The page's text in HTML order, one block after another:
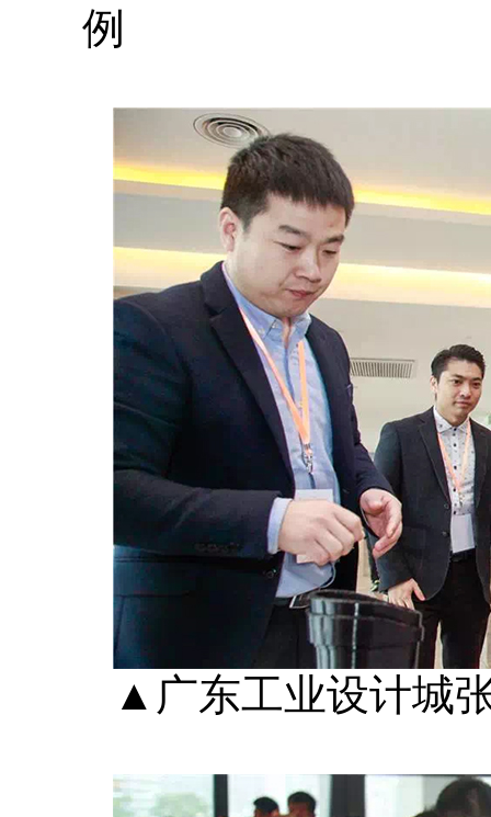
例
▲广东工业设计城